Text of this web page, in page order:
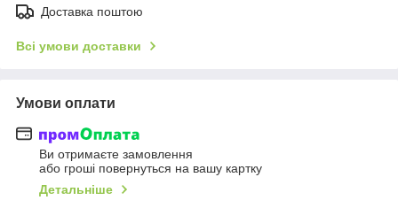
Доставка поштою
Всі умови доставки
Умови оплати
Ви отримаєте замовлення
або гроші повернуться на вашу картку
Детальніше